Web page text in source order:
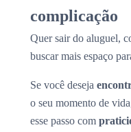
complicação
Quer sair do aluguel,
buscar mais espaço
Se você deseja
o seu momento de
esse passo com